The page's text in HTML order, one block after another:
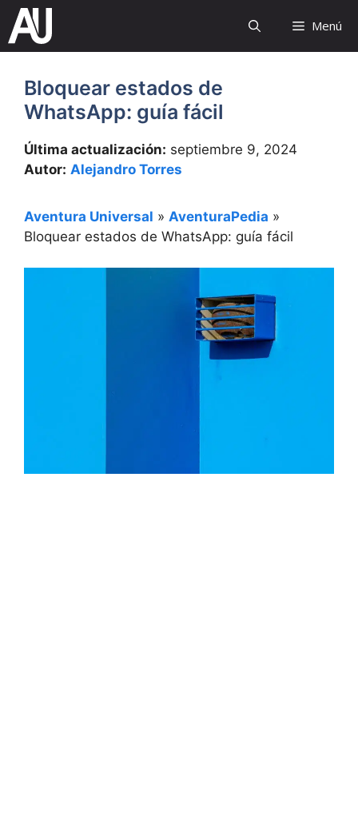
Saltar
contenido
Menú
Bloquear estados de
WhatsApp: guía fácil
Última actualización: septiembre 9, 2024
Autor: Alejandro Torres
Aventura Universal » AventuraPedia »
Bloquear estados de WhatsApp: guía fácil